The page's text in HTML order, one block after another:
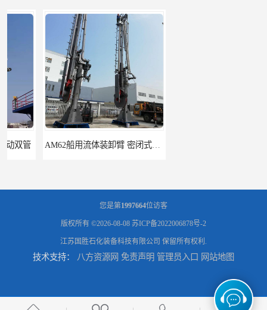
AM62船用流体装卸臂 密闭式装卸臂 多种型号可供选择
鹤管_鹤管销售_鹤管供应商 鹤管活动梯_鹤管活动梯销售_鹤管活动梯供应商
您是第1997664位访客
版权所有 ©2026-08-08 苏ICP备2022006878号-2
江苏国胜石化装备科技有限公司 保留所有权利.
技术支持： 八方资源网 免责声明 管理员入口 网站地图